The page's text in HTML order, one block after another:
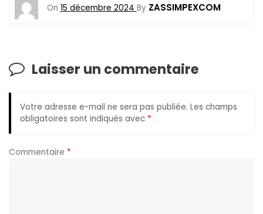
On 15 décembre 2024 By ZASSIMPEXCOM
Laisser un commentaire
Votre adresse e-mail ne sera pas publiée. Les champs
obligatoires sont indiqués avec *
Commentaire *